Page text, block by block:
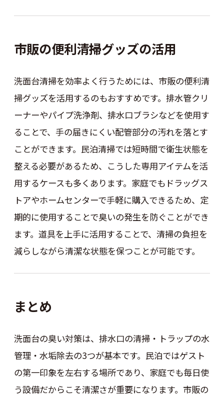
市販の便利清掃グッズの活用
洗面台清掃を効率よく行うためには、市販の便利清
掃グッズを活用するのもおすすめです。排水管クリ
ーナーやパイプ洗浄剤、排水口ブラシなどを使用す
ることで、手の届きにくい配管部分の汚れを落とす
ことができます。民泊清掃では短時間で衛生状態を
整える必要があるため、こうした専用アイテムを活
用するケースも多くあります。家庭でもドラッグス
トアやホームセンターで手軽に購入できるため、定
期的に使用することで臭いの発生を防ぐことができ
ます。道具を上手に活用することで、清掃の負担を
減らしながら清潔な状態を保つことが可能です。
まとめ
洗面台の臭い対策は、排水口の清掃・トラップの水
管理・水垢除去の3つが基本です。民泊ではゲスト
の第一印象を左右する場所であり、家庭でも毎日使
う設備だからこそ清潔さが重要になります。市販の